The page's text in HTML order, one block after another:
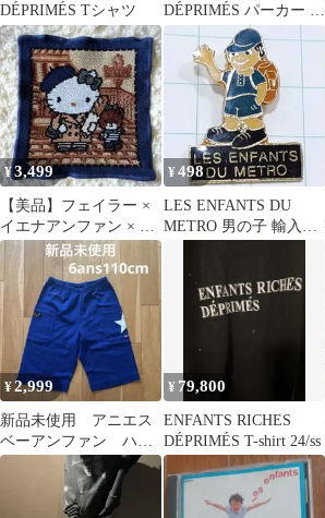
DÉPRIMÉS Tシャツ
DÉPRIMÉS パーカー グ
レー
¥3,499
【美品】フェイラー ×
イエナアンファン × ハ
ローキティ ハンカチ ☺︎
¥498
LES ENFANTS DU
METRO 男の子 輸入ピ
¥2,999
新品未使用 アニエス
ベーアンファン ハー
フパンツ 6ans 110cm
¥ 79,800
ENFANTS RICHES
DÉPRIMÉS T-shirt 24/ss